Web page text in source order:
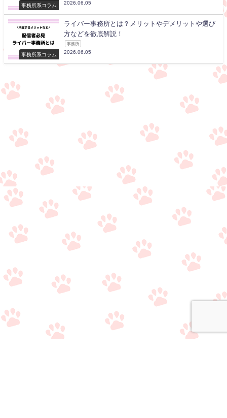
事務所系コラム 2026.06.05
事務所系コラム
ライバー事務所とは？メリットやデメリットや選び
方などを徹底解説！
事務所
2026.06.05